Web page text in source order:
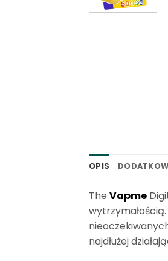
OPIS
The Vapme
najdłużej